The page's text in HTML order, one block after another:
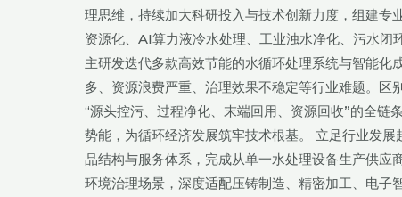
理思维，持续加大科研投入与技术创新力度，组建
资源化、AI算力液冷水处理、工业浊水净化、污水
主研发迭代多款高效节能的水循环处理系统与智能
多、资源浪费严重、治理效果不稳定等行业难题。
“源头控污、过程净化、末端回用、资源回收”的全
势能，为循环经济发展筑牢技术根基。 立足行业发
品结构与服务体系，完成从单一水处理设备生产供
环境治理场景，深度适配压铸制造、精密加工、电
环
技
（OUWO）